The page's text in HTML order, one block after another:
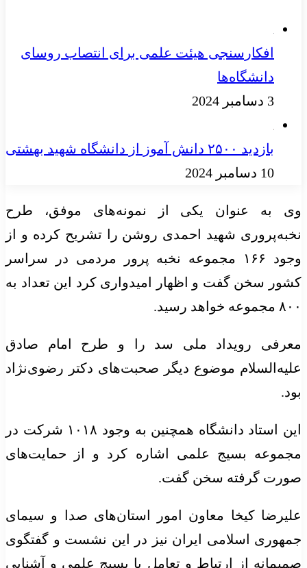
افکارسنجی هیئت علمی برای انتصاب روسای
دانشگاه‌ها
3 دسامبر 2024
بازدید ۲۵۰۰ دانش آموز از دانشگاه شهید بهشتی
10 دسامبر 2024
وی به عنوان یکی از نمونه‌های موفق، طرح
نخبه‌پروری شهید احمدی روشن را تشریح کرده و از
وجود ۱۶۶ مجموعه نخبه پرور مردمی در سراسر
کشور سخن گفت و اظهار امیدواری کرد این تعداد به
۸۰۰ مجموعه خواهد رسید.
معرفی رویداد ملی سد را و طرح امام صادق
علیه‌السلام موضوع دیگر صحبت‌های دکتر رضوی‌نژاد
بود.
این استاد دانشگاه همچنین به وجود ۱۰۱۸ شرکت در
مجموعه بسیج علمی اشاره کرد و از حمایت‌های
صورت گرفته سخن گفت.
علیرضا کیخا معاون امور استان‌های صدا و سیمای
جمهوری اسلامی ایران نیز در این نشست و گفتگوی
صمیمانه از ارتباط و تعامل با بسیج علمی و آشنایی